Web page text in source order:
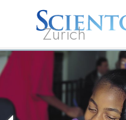
Zürich
L. Ron
Hubbard
Was ist
Scientology?